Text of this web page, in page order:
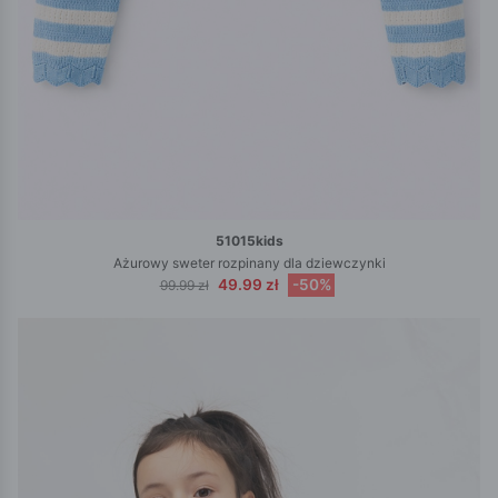
51015kids
Ażurowy sweter rozpinany dla dziewczynki
99.99 zł 49.99 zł -50%